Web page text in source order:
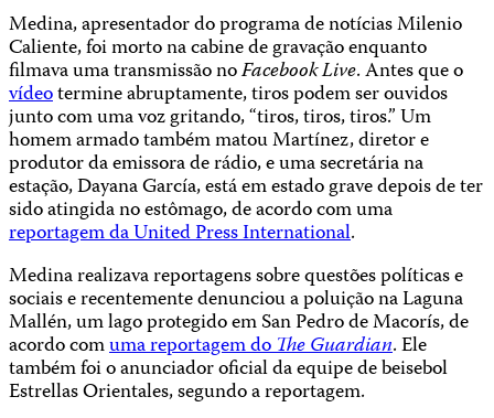
Medina, apresentador do programa de notícias Milenio
Caliente, foi morto na cabine de gravação enquanto
filmava uma transmissão noFacebook Live. Antes que o
vídeotermine abruptamente, tiros podem ser ouvidos
junto com uma voz gritando, “tiros, tiros, tiros.” Um
homem armado também matou Martínez, diretor e
produtor da emissora de rádio, e uma secretária na
estação, Dayana García, está em estado grave depois de ter
sido atingida no estômago, de acordo com uma
reportagem da United Press International.
Medina realizava reportagens sobre questões políticas e
sociais e recentemente denunciou a poluição na Laguna
Mallén, um lago protegido em San Pedro de Macorís, de
acordo comuma reportagem doThe Guardian. Ele
também foi o anunciador oficial da equipe de beisebol
Estrellas Orientales, segundo a reportagem.